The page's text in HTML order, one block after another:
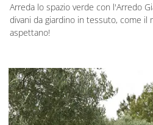
Arreda lo spazio verde con l'Arredo
divani da giardino in tessuto, come il
aspettano!